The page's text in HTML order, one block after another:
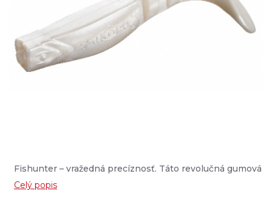
Fishunter – vražedná precíznosť. Táto revolučná gumová
nástraha je vyrobená z nového materiálu, ktorý je 6x
pružnejší ako tradičný silikón. Netlmí vibrácie a udržuje
Celý popis